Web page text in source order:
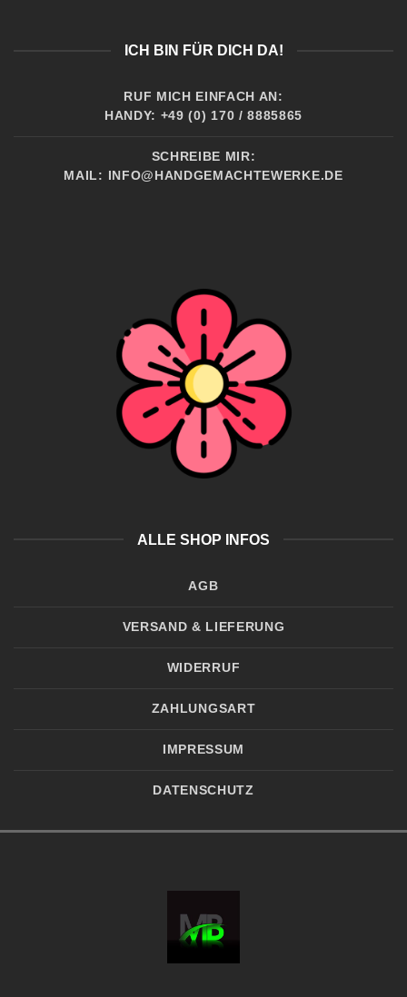
ICH BIN FÜR DICH DA!
RUF MICH EINFACH AN:
HANDY: +49 (0) 170 / 8885865
SCHREIBE MIR:
MAIL:
INFO@HANDGEMACHTEWERKE.DE
ALLE SHOP INFOS
AGB
VERSAND & LIEFERUNG
WIDERRUF
ZAHLUNGSART
IMPRESSUM
DATENSCHUTZ